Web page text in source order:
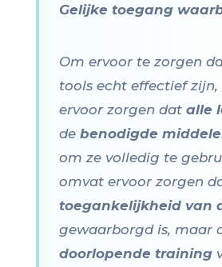
Gelijke toegang
Om ervoor te zorgen
tools echt effectief
ervoor zorgen dat alle
de benodigde
om ze volledig te
omvat ervoor zorgen
toegankelijkheid van
gewaarborgd is, maar
doorlopende training